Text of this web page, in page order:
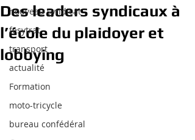
nouveau syndicat
fesytrat
transport
actualité
Formation
moto-tricycle
bureau confédéral
Des leaders syndicaux à
l’école du plaidoyer et
lobbying